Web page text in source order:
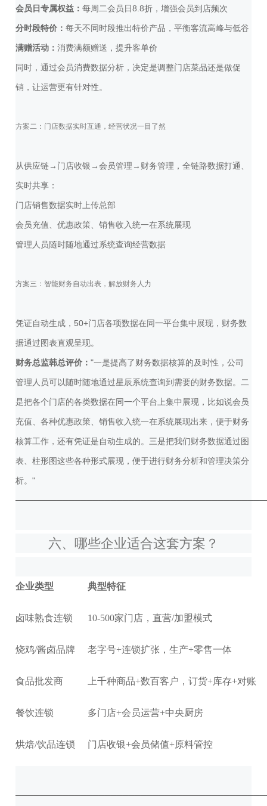
会员日专属权益：每周二会员日8.8折，增强会员到店频次
分时段特价：每天不同时段推出特价产品，平衡客流高峰与低谷
满赠活动：消费满额赠送，提升客单价
同时，通过会员消费数据分析，决定是调整门店菜品还是做促
销，让运营更有针对性。
方案二：门店数据实时互通，经营状况一目了然
从供应链→门店收银→会员管理→财务管理，全链路数据打通、
实时共享：
门店销售数据实时上传总部
会员充值、优惠政策、销售收入统一在系统展现
管理人员随时随地通过系统查询经营数据
方案三：智能财务自动出表，解放财务人力
凭证自动生成，50+门店各项数据在同一平台集中展现，财务数
据通过图表直观呈现。
财务总监韩总评价："一是提高了财务数据核算的及时性，公司
管理人员可以随时随地通过星辰系统查询到需要的财务数据。二
是把各个门店的各类数据在同一个平台上集中展现，比如说会员
充值、各种优惠政策、销售收入统一在系统展现出来，便于财务
核算工作，还有凭证是自动生成的。三是把我们财务数据通过图
表、柱形图这些各种形式展现，便于进行财务分析和管理决策分
析。"
六、哪些企业适合这套方案？
企业类型 典型特征
卤味熟食连锁 10-500家门店，直营/加盟模式
烧鸡/酱卤品牌 老字号+连锁扩张，生产+零售一体
食品批发商 上千种商品+数百客户，订货+库存+对账
餐饮连锁 多门店+会员运营+中央厨房
烘焙/饮品连锁 门店收银+会员储值+原料管控